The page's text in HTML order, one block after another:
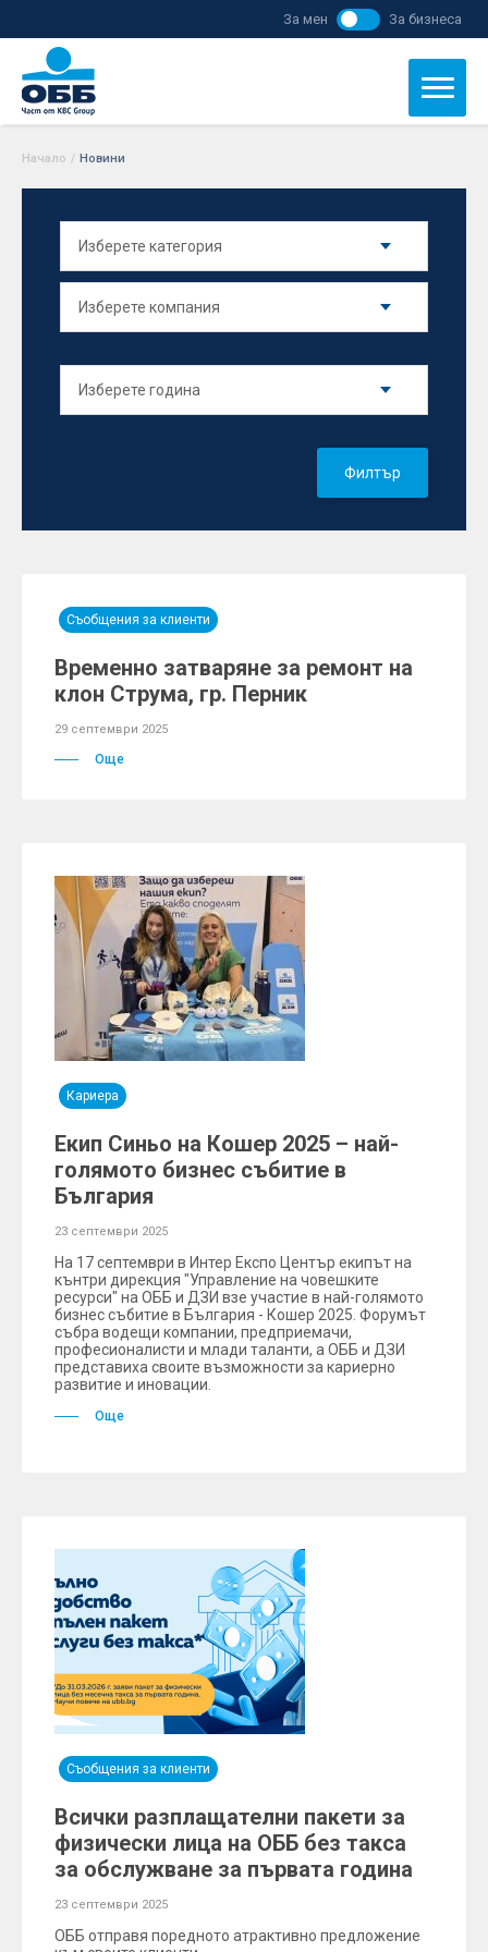
За мен За бизнеса
Начало / Новини
Филтър
Съобщения за клиенти
Временно затваряне за ремонт на
клон Струма, гр. Перник
29 септември 2025
Още
Кариера
Екип Синьо на Кошер 2025 – най-
голямото бизнес събитие в
България
23 септември 2025
На 17 септември в Интер Експо Център екипът на
кънтри дирекция "Управление на човешките
ресурси" на ОББ и ДЗИ взе участие в най-голямото
бизнес събитие в България - Кошер 2025. Форумът
събра водещи компании, предприемачи,
професионалисти и млади таланти, а ОББ и ДЗИ
представиха своите възможности за кариерно
развитие и иновации.
Още
Съобщения за клиенти
Всички разплащателни пакети за
физически лица на ОББ без такса
за обслужване за първата година
23 септември 2025
ОББ отправя поредното атрактивно предложение